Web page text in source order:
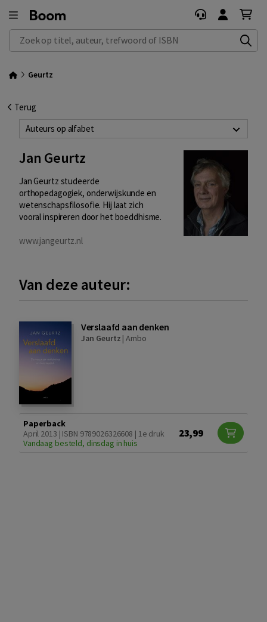
Zoek op titel, auteur, trefwoord of ISBN
Geurtz
Terug
Auteurs op alfabet
Jan Geurtz
Jan Geurtz studeerde
orthopedagogiek, onderwijskunde en
wetenschapsfilosofie. Hij laat zich
vooral inspireren door het boeddhisme.
www.jangeurtz.nl
Van deze auteur:
Verslaafd aan denken
Jan Geurtz |Ambo
Paperback
April 2013 | ISBN 9789026326608 | 1e druk
Vandaag besteld, dinsdag in huis
23,99